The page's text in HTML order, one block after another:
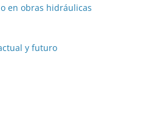
en obras hidráulicas
y futuro